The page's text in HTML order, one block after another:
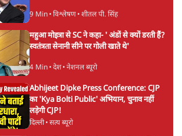
9 Min• विश्लेषण• शीतल पी. सिंह
महुआ मोइत्रा से SC ने कहा- ' अंडों से क्यों डरती हैं?
स्वतंत्रता सेनानी सीने पर गोली खाते थे'
4 Min• देश• नेशनल ब्यूरो
Abhijeet Dipke Press Conference: CJP
का 'Kya Bolti Public' अभियान, चुनाव नहीं
लड़ेगी CJP!
दिल्ली• सत्य ब्यूरो